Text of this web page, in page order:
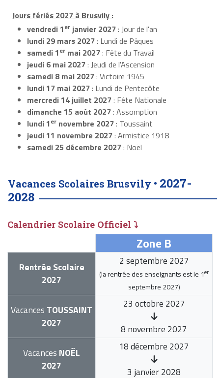
Jours fériés 2027 à Brusvily :
vendredi 1er janvier 2027: Jour de l'an
lundi 29 mars 2027: Lundi de Pâques
samedi 1er mai 2027: Fête du Travail
jeudi 6 mai 2027: Jeudi de l'Ascension
samedi 8 mai 2027: Victoire 1945
lundi 17 mai 2027: Lundi de Pentecôte
mercredi 14 juillet 2027: Fête Nationale
dimanche 15 août 2027: Assomption
lundi 1er novembre 2027: Toussaint
jeudi 11 novembre 2027: Armistice 1918
samedi 25 décembre 2027: Noël
Vacances Scolaires Brusvily • 2027-
2028
Calendrier Scolaire Officiel ⤵
Zone B
Rentrée Scolaire
2027
2 septembre 2027
(la rentrée des enseignants est le 1er
septembre 2027)
Vacances TOUSSAINT
2027
23 octobre 2027
8 novembre 2027
Vacances NOËL
2027
18 décembre 2027
3 janvier 2028